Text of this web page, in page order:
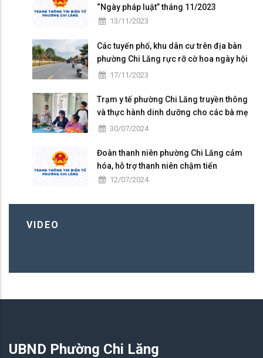
“Ngày pháp luật” tháng 11/2023
13/11/2023
Các tuyến phố, khu dân cư trên địa bàn
phường Chi Lăng rực rỡ cờ hoa ngày hội
Đại đoàn kết toàn dân tộc ở khu dân cư
17/11/2023
Trạm y tế phường Chi Lăng truyền thông
và thực hành dinh dưỡng cho các bà mẹ
có con nhỏ trên địa bàn
30/07/2024
Đoàn thanh niên phường Chi Lăng cảm
hóa, hỗ trợ thanh niên chậm tiến
12/07/2024
VIDEO
UBND Phường Chi Lăng